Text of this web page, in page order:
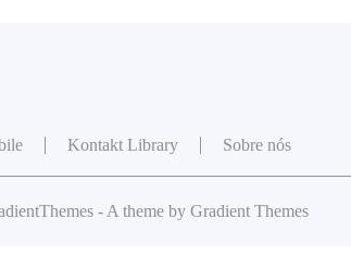
Kontakt Library Sobre nós
- A theme by Gradient Themes